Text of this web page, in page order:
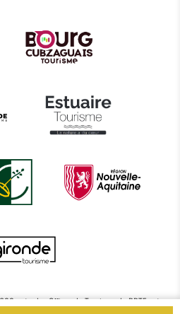
entre les Offices de Tourisme de BBTE est